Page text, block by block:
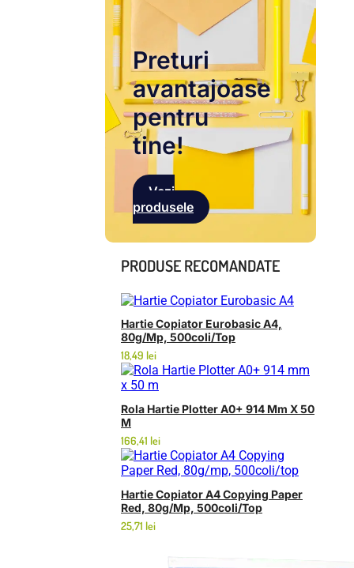
Preturi
avantajoase
pentru
tine!
Vezi
produsele
PRODUSE RECOMANDATE
Hartie Copiator Eurobasic A4,
80g/mp, 500coli/top
18,49 lei
Rola Hartie Plotter A0+ 914 Mm X 50
M
166,41 lei
Hartie Copiator A4 Copying Paper
Red, 80g/mp, 500coli/top
25,71 lei